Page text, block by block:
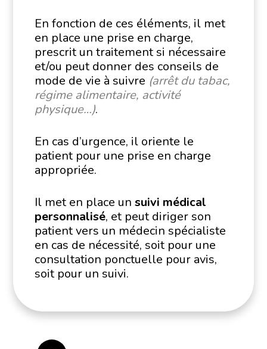
En fonction de ces éléments, il met
en place une prise en charge,
prescrit un traitement si nécessaire
et/ou peut donner des conseils de
mode de vie à suivre (arrêt du tabac,
régime alimentaire, activité
physique…).
En cas d’urgence, il oriente le
patient pour une prise en charge
appropriée.
Il met en place unsuivi médical
personnalisé, et peut diriger son
patient vers un médecin spécialiste
en cas de nécessité, soit pour une
consultation ponctuelle pour avis,
soit pour un suivi.